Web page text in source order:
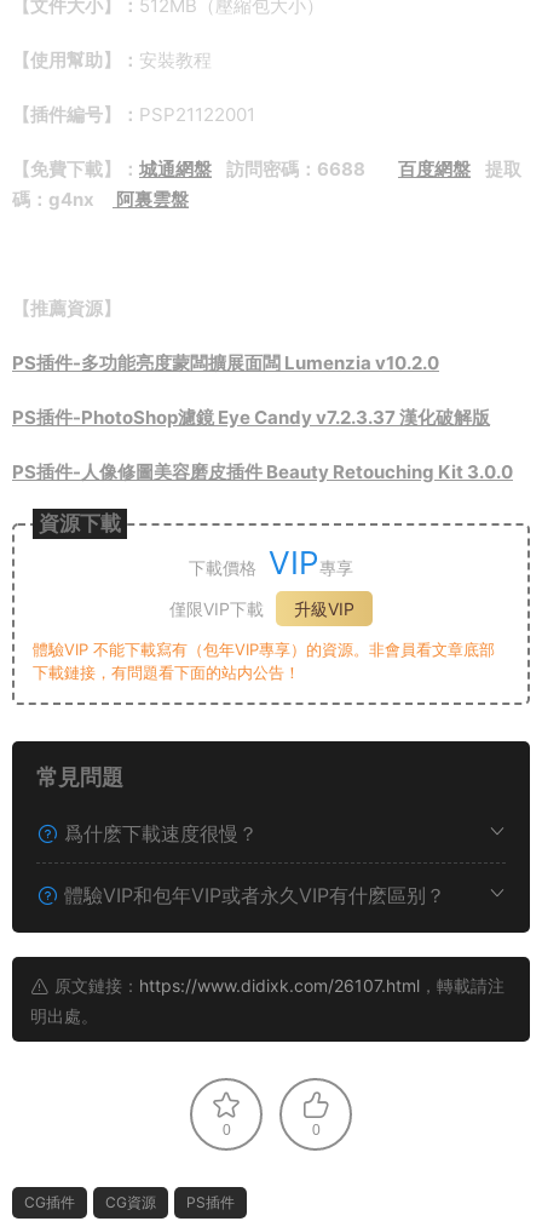
【文件大小】： 512MB（壓縮包大小）
【使用幫助】： 安裝教程
【插件編号】： PSP21122001
【免費下載】 ： 城通網盤 訪問密碼：6688 百度網盤 提取
碼：g4nx
阿裏雲盤
【推薦資源】
PS插件-多功能亮度蒙闆擴展面闆 Lumenzia v10.2.0
PS插件-PhotoShop濾鏡 Eye Candy v7.2.3.37 漢化破解版
PS插件-人像修圖美容磨皮插件 Beauty Retouching Kit 3.0.0
資源下載
下載價格 VIP專享
僅限VIP下載
升級VIP
體驗VIP 不能下載寫有（包年VIP專享）的資源。非會員看文章底部
下載鏈接，有問題看下面的站内公告！
常見問題
爲什麽下載速度很慢？
體驗VIP和包年VIP或者永久VIP有什麽區别？
原文鏈接： https://www.didixk.com/26107.html ，轉載請注
明出處。
0 0
CG插件 CG資源 PS插件